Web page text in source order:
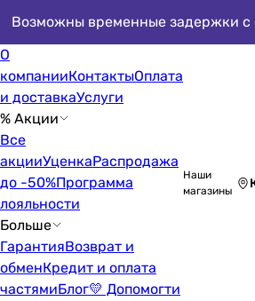
Возможны временные задержки с
О
компанииКонтактыОплата
и доставкаУслуги
% Акции
Все
акцииУценкаРаспродажа
до -50%Программа
лояльности
Больше
ГарантияВозврат и
обменКредит и оплата
частямиБлог💛 Допомогти
Наши
магазины